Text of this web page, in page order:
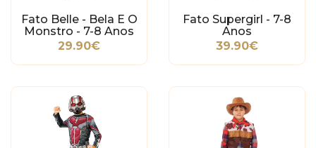
Fato Belle - Bela E O
Monstro - 7-8 Anos
29.90€
Fato Supergirl - 7-8
Anos
39.90€